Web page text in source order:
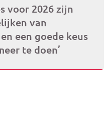
voor 2026 zijn
van
een goede keus
te doen’